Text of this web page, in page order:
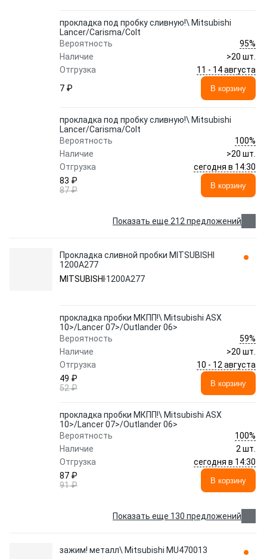
прокладка под пробку сливную!\ Mitsubishi
Lancer/Carisma/Colt
Вероятность
95%
Наличие
>20 шт.
Отгрузка
11 - 14 августа
7 ₽
В корзину
прокладка под пробку сливную!\ Mitsubishi
Lancer/Carisma/Colt
Вероятность
100%
Наличие
>20 шт.
Отгрузка
сегодня в 14:30
83 ₽
87 ₽
В корзину
Показать еще 212 предложений
Прокладка сливной пробки MITSUBISHI
1200A277
MITSUBISHI 1200A277
прокладка пробки МКПП!\ Mitsubishi ASX
10>/Lancer 07>/Outlander 06>
Вероятность
59%
Наличие
>20 шт.
Отгрузка
10 - 12 августа
49 ₽
52 ₽
В корзину
прокладка пробки МКПП!\ Mitsubishi ASX
10>/Lancer 07>/Outlander 06>
Вероятность
100%
Наличие
2 шт.
Отгрузка
сегодня в 14:30
87 ₽
91 ₽
В корзину
Показать еще 130 предложений
зажим! металл\ Mitsubishi MU470013